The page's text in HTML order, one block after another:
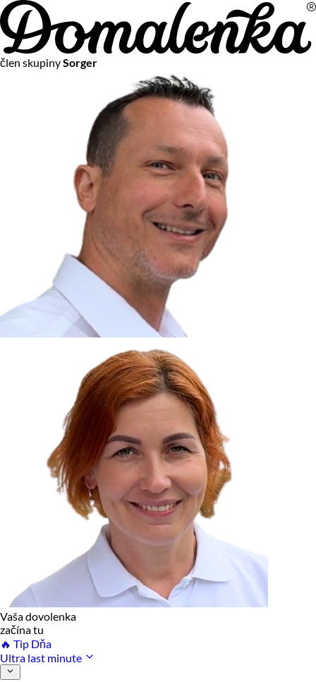
člen skupinySorger
Vaša dovolenka
začína tu
🔥 Tip Dňa
Ultra last minute
Na vašom súkromí nám záleží
Chceme vám neustále poskytovať tie najlepšie služby.
Vzhľadom k platnej legislatíve od vás ale potrebujeme súhlas
s používaním súborov cookies.
Viac o personalizácii a meraní
Aby sme vedeli, čo sa deje na webových stránkach a aby sme
vám mohli prispôsobiť ponuky na mieru či reklamu,
používame cookies a taktiežslužby spoločnosti Google
Čo sú cookies?
Cookies sú malé textové súbory, ktoré môžu byť používané
webovými stránkami, aby zefektívnili používateľský zážitok.
Vďaka cookies vám môžeme ponúkať služby podľa toho, čo
naozaj hľadáte a chcete nájsť.
Kedykoľvek sa môžete slobodne rozhodnúť, ktoré typy
používania cookies chcete umožniť.
Zákon uvádza, že môžeme ukladať cookies na vašom
zariadení, pokiaľ sú nevyhnutne nutné pre prevádzku tejto
Cookies, ktoré používame
Technické a nevyhnutné cookies
Analytické a marketingové cookies
Reklamné úložisko
Reklamné používateľské dáta
Personalizácia reklám
Povoliť vybrané
Odmietnuť